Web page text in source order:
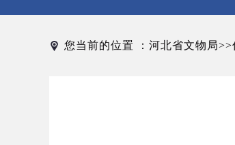
您当前的位置 ： 河北省文物局>>